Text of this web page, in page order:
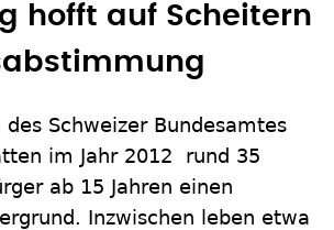
hofft auf Scheitern
des Schweizer Bundesamtes
im Jahr 2012 rund 35
ab 15 Jahren einen
Inzwischen leben etwa